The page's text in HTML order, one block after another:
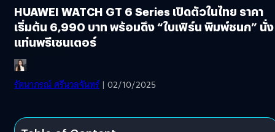
HUAWEI WATCH GT 6 Series เปิดตัวในไทย ราคา
เริ่มต้น 6,990 บาท พร้อมดึง “ใบเฟิร์น พิมพ์ชนก” นั่ง
แท่นพรีเซนเตอร์
รัตนาภรณ์ ศรีนวลจันทร์| 02/10/2025